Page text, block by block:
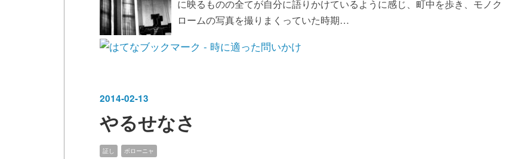
に映るものの全てが自分に語りかけているように感じ、町中を歩き、モノク
ロームの写真を撮りまくっていた時期…
2014-02-13
やるせなさ
証し ボローニャ